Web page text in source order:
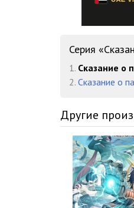
Глава 0015
Глава 0017
Глава 0018
Глава 0020
Глава 0021
Глава 0022
Глава 0023
Серия
1. Сказание о
2. Сказание о
Другие